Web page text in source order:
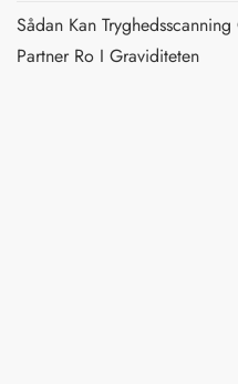
Sådan Kan
Partner Ro I Graviditeten